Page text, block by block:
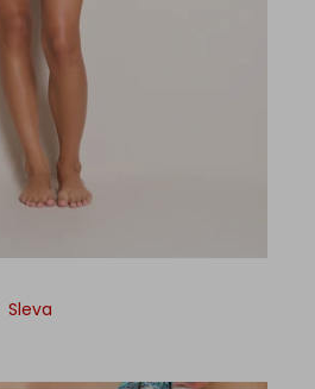
Sleva